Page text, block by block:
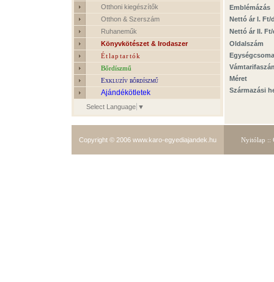
Otthoni kiegészítők
Otthon & Szerszám
Ruhaneműk
Könyvkötészet & Irodaszer
Étlaptartók
Bőrdíszmű
Exkluzív bőrdíszmű
Ajándékötletek
Select Language ▼
Emblémázás
Nettó ár I. Ft/
Nettó ár II.
Oldalszám
Méret
Származási
Copyright © 2006 www.karo-egyediajandek.hu Nyitólap ::